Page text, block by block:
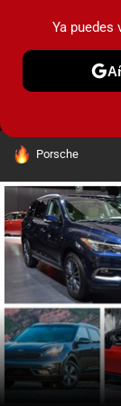
MENÚ
HOY SE HABLA
Porsche
Ya puedes